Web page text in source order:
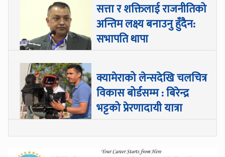
सत्ता र शक्तिलाई राजनीतिको
अन्तिम लक्ष्य बनाउनु हुँदैन:
सभापति थापा
क्यामेराको लेन्सदेखि चलचित्र
विकास बोर्डसम्म : बिरेन्द्र
भट्टको प्रेरणादायी यात्रा